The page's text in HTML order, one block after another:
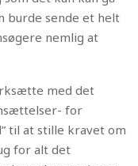
burde sende et helt
nemlig at
med det
for
til at stille kravet om
for alt det